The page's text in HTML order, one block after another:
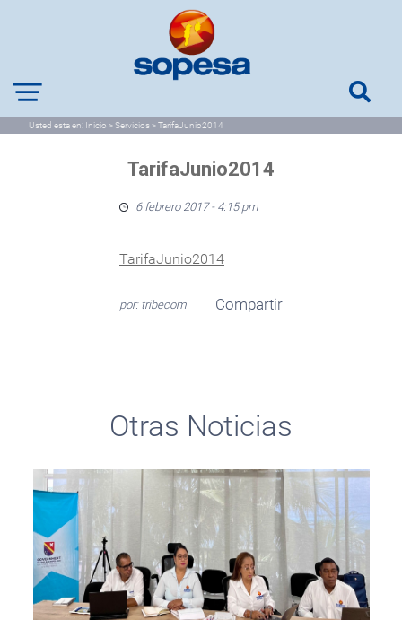
Usted esta en: Inicio > Servicios> TarifaJunio2014
TarifaJunio2014
6 febrero 2017 - 4:15 pm
TarifaJunio2014
por: tribecom Compartir
Otras Noticias